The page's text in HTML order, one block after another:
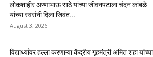
लोकशाहीर अण्णाभाऊ साठे यांच्या जीवनपटाला चंदन कांबळे
यांच्या स्वरांनी दिला जिवंत...
August 3, 2026
विद्यार्थ्यांवर हल्ला करणाऱ्या केंद्रीय गृहमंत्री अमित शहा यांच्या